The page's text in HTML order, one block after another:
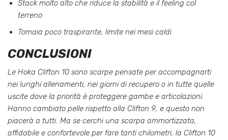
Stack molto alto che riduce la stabilità e il feeling col
terreno
Tomaia poco traspirante, limite nei mesi caldi
CONCLUSIONI
Le Hoka Clifton 10 sono scarpe pensate per accompagnarti
nei lunghi allenamenti, nei giorni di recupero o in tutte quelle
uscite dove la priorità è proteggere gambe e articolazioni.
Hanno cambiato pelle rispetto alla Clifton 9, e questo non
piacerà a tutti. Ma se cerchi una scarpa ammortizzata,
affidabile e confortevole per fare tanti chilometri, la Clifton 10